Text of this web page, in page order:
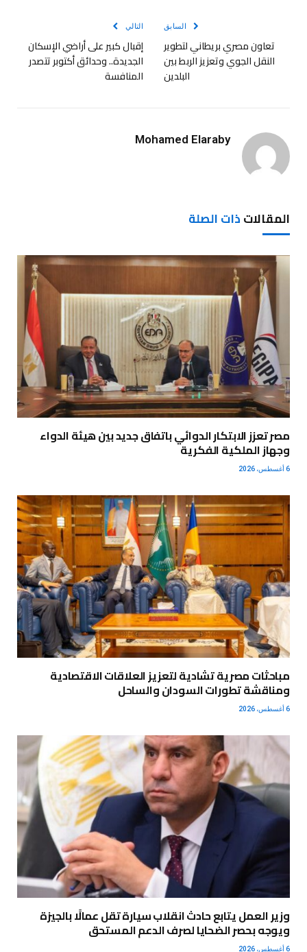
السابق
تعاون مصري بريطاني لتطوير
النقل الجوي وتعزيز الربط بين
البلدين
التالي
إقبال كبير على أراضي الإسكان
الجديدة.. وحدائق أكتوبر تتصدر
المنافسة
Mohamed Elaraby
المقالاتذات الصلة
مصر تعزز الابتكار الدوائي باتفاق جديد بين هيئة الدواء
وجهاز الملكية الفكرية
6 أغسطس، 2026
مباحثات مصرية تشادية لتعزيز العلاقات الاقتصادية
ومناقشة تطورات السودان والساحل
6 أغسطس، 2026
وزير العمل يتابع حادث انقلاب سيارة تقل عمالًا بالجيزة
ويوجه بحصر الضحايا لصرف الدعم المستحق
6 أغسطس، 2026